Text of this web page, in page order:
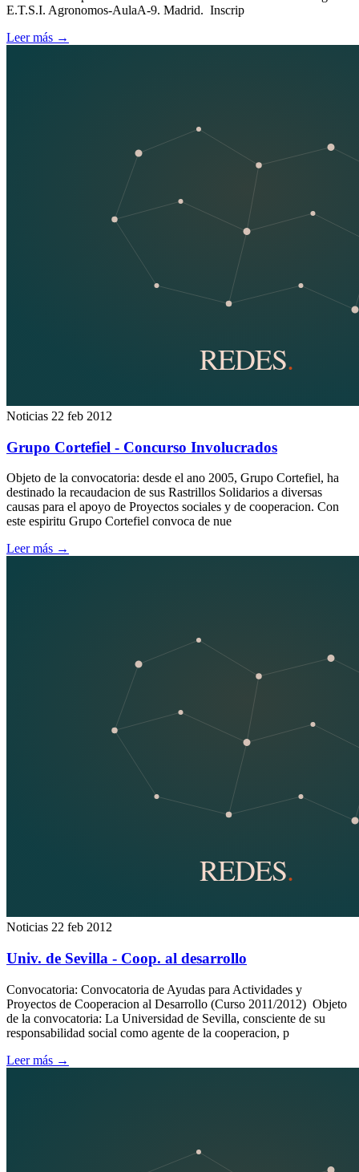
E.T.S.I. Agronomos-AulaA-9. Madrid. Inscrip
Leer más →
Noticias 22 feb 2012
Grupo Cortefiel - Concurso Involucrados
Objeto de la convocatoria: desde el ano 2005, Grupo Cortefiel, ha
destinado la recaudacion de sus Rastrillos Solidarios a diversas
causas para el apoyo de Proyectos sociales y de cooperacion. Con
este espiritu Grupo Cortefiel convoca de nue
Leer más →
Noticias 22 feb 2012
Univ. de Sevilla - Coop. al desarrollo
Convocatoria: Convocatoria de Ayudas para Actividades y
Proyectos de Cooperacion al Desarrollo (Curso 2011/2012) Objeto
de la convocatoria: La Universidad de Sevilla, consciente de su
responsabilidad social como agente de la cooperacion, p
Leer más →